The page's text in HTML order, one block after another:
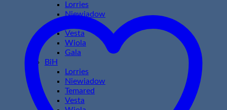
Lorries
Niewiadow
Vesta
Wiola
Gala
BiH
Lorries
Niewiadow
Temared
Vesta